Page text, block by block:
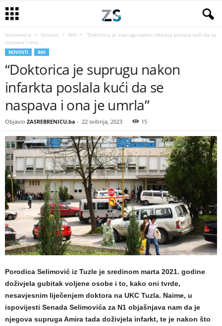
Naslovnica Novosti BiH
“Doktorica je suprugu nakon infarkta poslala kući da se
naspava i ona...
NOVOSTI BIH
“Doktorica je suprugu nakon
infarkta poslala kući da se
naspava i ona je umrla”
Objavio ZASREBRENICU.ba - 22 svibnja, 2023 15
Porodica Selimović iz Tuzle je sredinom marta 2021. godine
doživjela gubitak voljene osobe i to, kako oni tvrde,
nesavjesnim liječenjem doktora na UKC Tuzla. Naime, u
ispovijesti Senada Selimovića za N1 objašnjava nam da je
njegova supruga Amira tada doživjela infarkt, te je nakon što